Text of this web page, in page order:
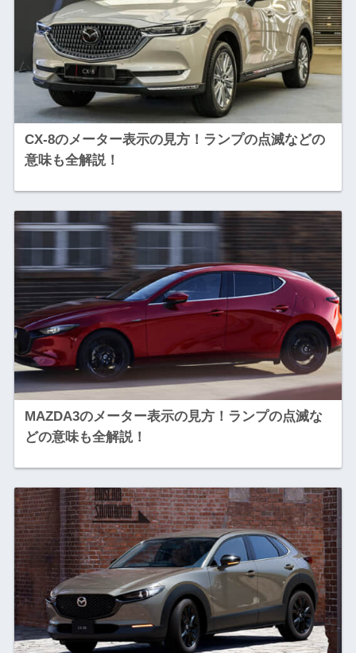
CX-8のメーター表示の見方！ランプの点滅などの
意味も全解説！
MAZDA3のメーター表示の見方！ランプの点滅な
どの意味も全解説！